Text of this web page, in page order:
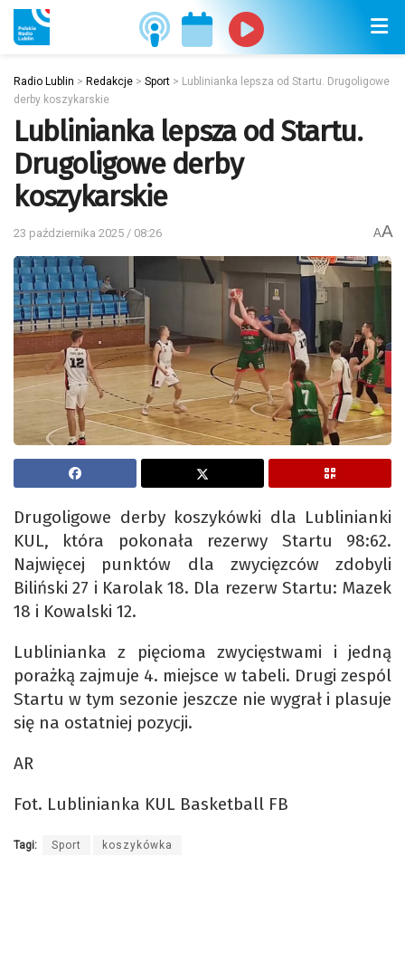
Radio Lublin > Redakcje > Sport > Lublinianka lepsza od Startu. Drugoligowe
derby koszykarskie
Lublinianka lepsza od Startu.
Drugoligowe derby
koszykarskie
23 października 2025 / 08:26 AA
Drugoligowe derby koszykówki dla Lublinianki
KUL, która pokonała rezerwy Startu 98:62.
Najwięcej punktów dla zwycięzców zdobyli
Biliński 27 i Karolak 18. Dla rezerw Startu: Mazek
18 i Kowalski 12.
Lublinianka z pięcioma zwycięstwami i jedną
porażką zajmuje 4. miejsce w tabeli. Drugi zespól
Startu w tym sezonie jeszcze nie wygrał i plasuje
się na ostatniej pozycji.
AR
Fot. Lublinianka KUL Basketball FB
Tagi: Sport koszykówka